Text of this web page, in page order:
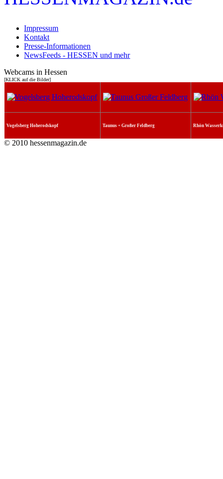
Impressum
Kontakt
Presse-Informationen
NewsFeeds - HESSEN und mehr
Webcams in Hessen
[KLICK auf die Bilder]
Vogelsberg Hoherodskopf Taunus + Großer Feldberg Rhön
© 2010 hessenmagazin.de